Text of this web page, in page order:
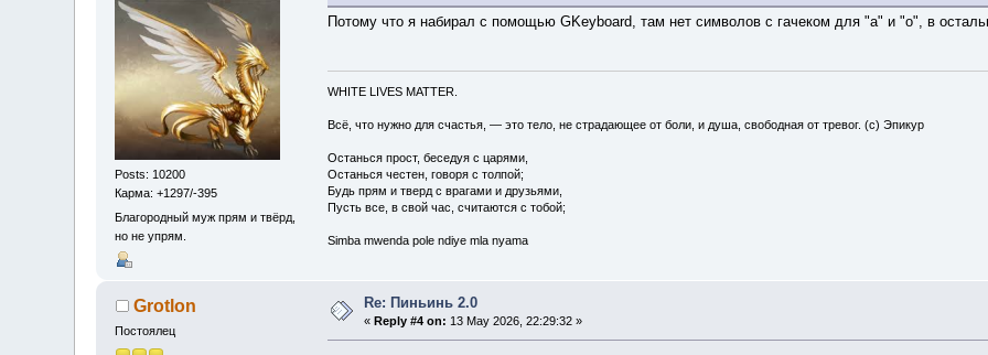
Posts: 10200
Карма: +1297/-395
Благородный муж прям и твёрд,
но не упрям.
Потому что я набирал с помощью GKeyboard, там нет символов с гачеком для "а" и "о", в
WHITE LIVES MATTER.
Всё, что нужно для счастья, — это тело, не страдающее от боли, и душа, свободная от тревог. (с) Эпикур
Останься прост, беседуя с царями,
Останься честен, говоря с толпой;
Будь прям и тверд с врагами и друзьями,
Пусть все, в свой час, считаются с тобой;
Simba mwenda pole ndiye mla nyama
Grotlon
Постоялец
Re: Пиньинь 2.0
« Reply #4 on: 13 May 2026, 22:29:32 »